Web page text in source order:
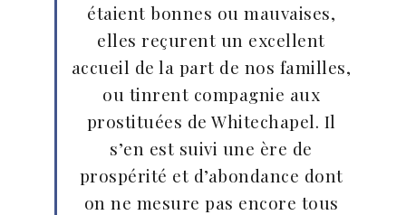
étaient bonnes ou mauvaises,
elles reçurent un excellent
accueil de la part de nos familles,
ou tinrent compagnie aux
prostituées de Whitechapel. Il
s’en est suivi une ère de
prospérité et d’abondance dont
on ne mesure pas encore tous